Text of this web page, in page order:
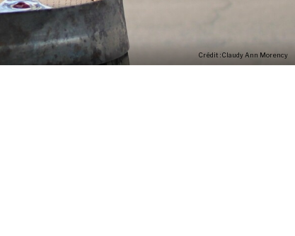
Crédit : Claudy Ann Morency